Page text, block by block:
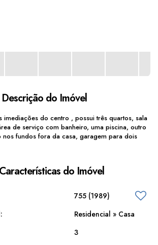
Descrição do Imóvel
imediações do centro , possui três quartos, sala
de serviço com banheiro, uma piscina, outro
fundos fora da casa, garagem para dois
Características do Imóvel
755 (1989)
Residencial » Casa
3